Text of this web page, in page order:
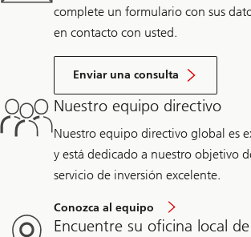
complete un formulario con sus
en contacto con usted.
Enviar una consulta
Nuestro equipo directivo
Nuestro equipo directivo global es
y está dedicado a nuestro objetivo
servicio de inversión excelente.
Conozca al equipo
Encuentre su oficina local de